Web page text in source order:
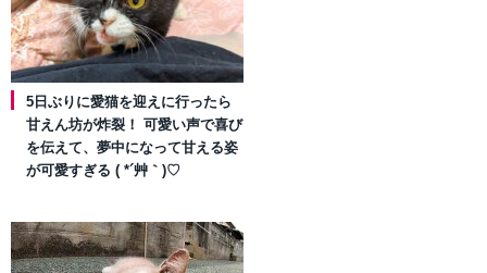
5日ぶりに愛猫を迎えに行ったら
甘えん坊が炸裂！ 可愛い声で喜び
を伝えて、夢中になって甘える姿
が可愛すぎる ( *´艸｀)♡